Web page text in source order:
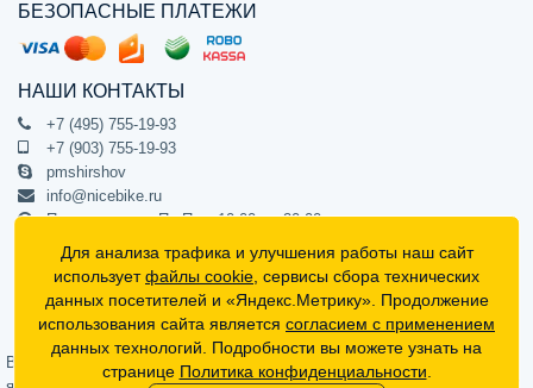
БЕЗОПАСНЫЕ ПЛАТЕЖИ
НАШИ КОНТАКТЫ
+7 (495) 755-19-93
+7 (903) 755-19-93
pmshirshov
info@nicebike.ru
Прием звонков Пн-Пт с 10:00 до 20:00
ПВЗ Пн-Пт с 10:00 до 20:00
г. Москва, ул. Барклая 13с1
подъезд 1, цокольный этаж, офис 1
Официальный интернет-магазин NiceBike © 2012 - 2026
Вся информация на сайте носит ознакомительный характер, не
Для анализа трафика и улучшения работы наш сайт
используетфайлы cookie , сервисы сбора технических
данных посетителей и «Яндекс.Метрику». Продолжение
использования сайта является согласием с применением
данных технологий. Подробности вы можете узнать на
странице Политика конфиденциальности